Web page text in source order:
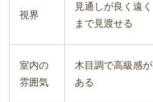
視界
見通しが良く遠く
まで見渡せる
室内の
雰囲気
木目調で高級感が
ある